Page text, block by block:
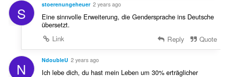
S stoerenungeheuer 2 years ago
Eine sinnvolle Erweiterung, die Gendersprache ins Deutsche
übersetzt.
Link
Reply Quote
N NdoubleU 2 years ago
Ich lebe dich, du hast mein Leben um 30% erträglicher